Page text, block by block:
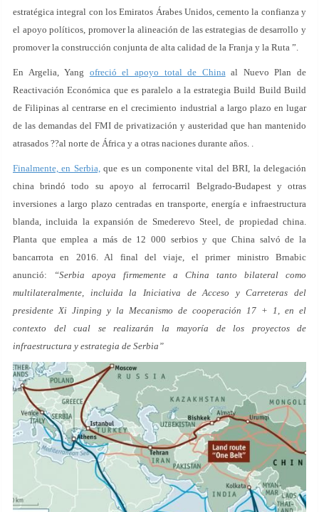
estratégica integral con los Emiratos Árabes Unidos, cemento la confianza y
el apoyo políticos, promover la alineación de las estrategias de desarrollo y
promover la construcción conjunta de alta calidad de la Franja y la Ruta ”.
En Argelia, Yang ofreció el apoyo total de China al Nuevo Plan de
Reactivación Económica que es paralelo a la estrategia Build Build Build
de Filipinas al centrarse en el crecimiento industrial a largo plazo en lugar
de las demandas del FMI de privatización y austeridad que han mantenido
atrasados ??al norte de África y a otras naciones durante años. .
Finalmente, en Serbia, que es un componente vital del BRI, la delegación
china brindó todo su apoyo al ferrocarril Belgrado-Budapest y otras
inversiones a largo plazo centradas en transporte, energía e infraestructura
blanda, incluida la expansión de Smederevo Steel, de propiedad china.
Planta que emplea a más de 12 000 serbios y que China salvó de la
bancarrota en 2016. Al final del viaje, el primer ministro Brnabic
anunció:
“Serbia apoya firmemente a China tanto bilateral como
multilateralmente, incluida la Iniciativa de Acceso y Carreteras del
presidente Xi Jinping y la Mecanismo de cooperación 17 + 1, en el
contexto del cual se realizarán la mayoría de los proyectos de
infraestructura y estrategia de Serbia”